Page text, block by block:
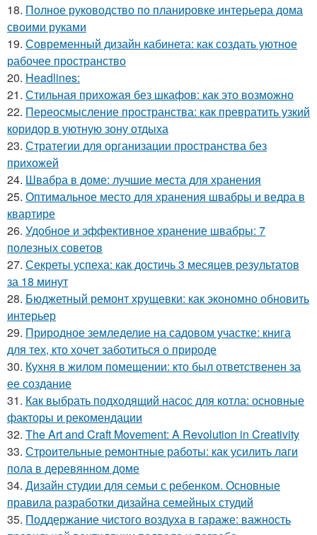
18. Полное руководство по планировке интерьера дома
своими руками
19. Современный дизайн кабинета: как создать уютное
рабочее пространство
20. Headlines:
21. Стильная прихожая без шкафов: как это возможно
22. Переосмысление пространства: как превратить узкий
коридор в уютную зону отдыха
23. Стратегии для организации пространства без
прихожей
24. Швабра в доме: лучшие места для хранения
25. Оптимальное место для хранения швабры и ведра в
квартире
26. Удобное и эффективное хранение швабры: 7
полезных советов
27. Секреты успеха: как достичь 3 месяцев результатов
за 18 минут
28. Бюджетный ремонт хрущевки: как экономно обновить
интерьер
29. Природное земледелие на садовом участке: книга
для тех, кто хочет заботиться о природе
30. Кухня в жилом помещении: кто был ответственен за
ее создание
31. Как выбрать подходящий насос для котла: основные
факторы и рекомендации
32. The Art and Craft Movement: A Revolution in Creativity
33. Строительные ремонтные работы: как усилить лаги
пола в деревянном доме
34. Дизайн студии для семьи с ребенком. Основные
правила разработки дизайна семейных студий
35. Поддержание чистого воздуха в гараже: важность